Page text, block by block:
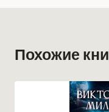
Похожие